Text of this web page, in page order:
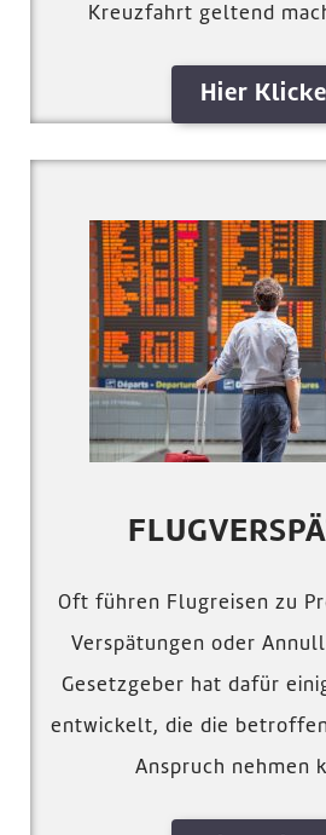
Kreuzfahrt geltend
Hier
Oft führen Flugreisen zu
Verspätungen oder
Gesetzgeber hat dafür
entwickelt, die die
Anspruch nehmen